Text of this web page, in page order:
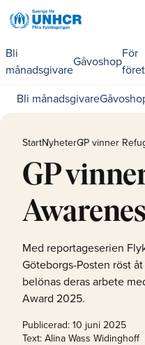
Bli
månadsgivare
Gåvoshop
För
Bli månadsgivare
StartNyheterGP vinner
GP
Med reportageserien
Göteborgs-Posten röst
belönas deras arbete
Award 2025.
Publicerad: 10 juni 2025
Text: Alina Wass Widinghoff